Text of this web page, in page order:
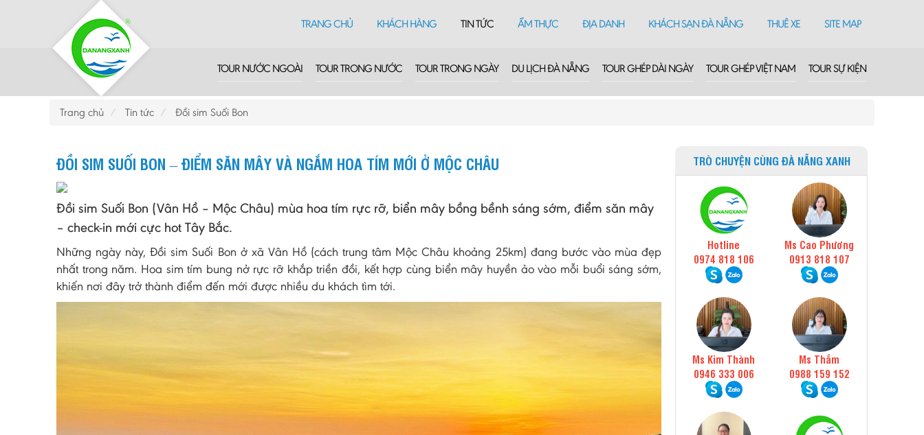
TRANG CHỦ KHÁCH HÀNG TIN TỨC ẨM THỰC ĐỊA DANH KHÁCH SẠN ĐÀ NẴNG THUÊ XE SITE MAP
TOUR NƯỚC NGOÀI TOUR TRONG NƯỚC TOUR TRONG NGÀY DU LỊCH ĐÀ NẴNG TOUR GHÉP DÀI NGÀY TOUR GHÉP VIỆT NAM TOUR SỰ KIỆN
Trang chủ Tin tức Đồi sim Suối Bon
ĐỒI SIM SUỐI BON – ĐIỂM SĂN MÂY VÀ NGẮM HOA TÍM MỚI Ở MỘC CHÂU
Đồi sim Suối Bon (Vân Hồ – Mộc Châu) mùa hoa tím rực rỡ, biển mây bồng bềnh sáng sớm, điểm săn mây
– check-in mới cực hot Tây Bắc.
Những ngày này, Đồi sim Suối Bon ở xã Vân Hồ (cách trung tâm Mộc Châu khoảng 25km) đang bước vào mùa đẹp
nhất trong năm. Hoa sim tím bung nở rực rỡ khắp triền đồi, kết hợp cùng biển mây huyền ảo vào mỗi buổi sáng sớm,
khiến nơi đây trở thành điểm đến mới được nhiều du khách tìm tới.
TRÒ CHUYỆN CÙNG ĐÀ NẴNG XANH
Hotline
0974 818 106
Ms Cao Phương
0913 818 107
Ms Kim Thành
0946 333 006
Ms Thắm
0988 159 152